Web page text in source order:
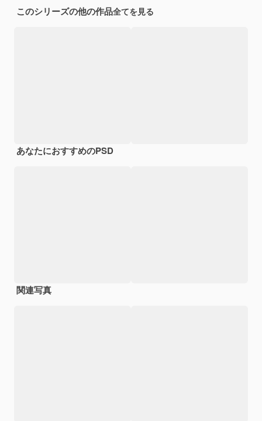
このシリーズの他の作品全てを見る
あなたにおすすめのPSD
関連写真